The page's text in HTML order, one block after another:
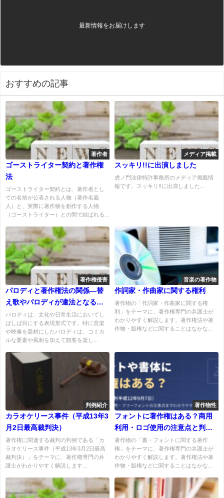
最新情報をお届けします
おすすめの記事
著作者
ゴーストライター契約と著作権
法
ゴーストライター契約とは、著作者とし
ての名前が公表される人物（著作名義
人）と、実際に著作物を創作する人物
（ゴーストライター）との間で結ばれる...
メディア掲載
スッキリ!!に出演しました
虎ノ門法律特許事務所のメディア掲載情
報です。スッキリ!!に出演しました...
著作権侵害
パロディと著作権法の関係—替
え歌やパロディが違法となる理
由とは？
パロディは、文化や日常生活においてし
ばしば目にする表現形式です。特に音楽
や映像を題材にしたパロディは、コミカ
ルな要素や風刺を加えて観客を楽し...
音楽の著作物
作詞家・作曲家に関する権利
著作物の「作詞家・作曲家に関する権
利」をテーマに、著作権専門の弁護士が
わかりやすく解説します。著作権法や著
作物・版権などに関することはなかな...
判例紹介
カラオケリース事件（平成13年3
月2日最高裁判決）
著作権に関連する裁判の判例である「カ
ラオケリース事件（平成13年3月2日最高
裁判決）」をテーマに、著作権専門の弁
護士がわかりやすく解説します...
著作物性
フォントに著作権はある？商用
利用・ロゴ使用の注意点と判例
をわかりやすく解説
著作物の「書・フォントに関する著作
権」をテーマに、著作権専門の弁護士が
わかりやすく解説します。著作権法や著
作物・版権などに関することはなかな...